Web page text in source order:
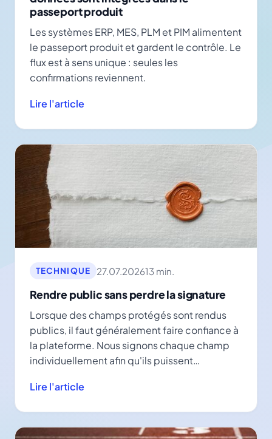
passeport produit
Les systèmes ERP, MES, PLM et PIM alimentent
le passeport produit et gardent le contrôle. Le
flux est à sens unique : seules les
confirmations reviennent.
Lire l'article
TECHNIQUE 27.07.202613 min.
Rendre public sans perdre la signature
Lorsque des champs protégés sont rendus
publics, il faut généralement faire confiance à
la plateforme. Nous signons chaque champ
individuellement afin qu'ils puissent
Lire l'article